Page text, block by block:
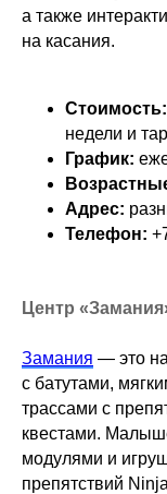
а также
на касания.
Стоимость:
недели и
График:
Адрес:
Телефон:
Центр
Замания — это
с батутами,
трассами с
квестами.
модулями и
препятствий